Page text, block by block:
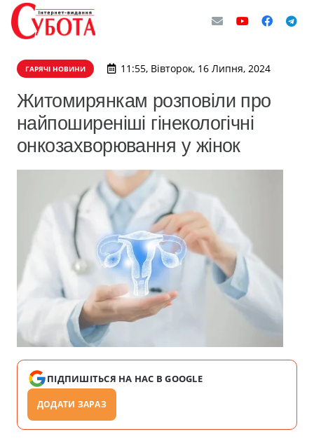
ГАРЯЧІ НОВИНИ 11:55, Вівторок, 16 Липня, 2024
Житомирянкам розповіли про
найпоширеніші гінекологічні
онкозахворювання у жінок
ПІДПИШІТЬСЯ НА НАС В GOOGLE
ДОДАТИ ЗАРАЗ